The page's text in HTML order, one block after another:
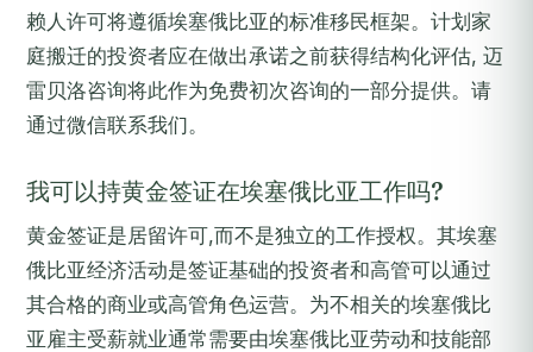
赖人许可将遵循埃塞俄比亚的标准移民框架。计划家
庭搬迁的投资者应在做出承诺之前获得结构化评估, 迈
雷贝洛咨询将此作为免费初次咨询的一部分提供。请
通过微信联系我们。
我可以持黄金签证在埃塞俄比亚工作吗?
黄金签证是居留许可,而不是独立的工作授权。其埃塞
俄比亚经济活动是签证基础的投资者和高管可以通过
其合格的商业或高管角色运营。为不相关的埃塞俄比
亚雇主受薪就业通常需要由埃塞俄比亚劳动和技能部